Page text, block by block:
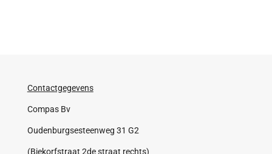
Contactgegevens
Compas Bv
Oudenburgsesteenweg 31 G2
(Biekorfstraat 2de straat rechts)